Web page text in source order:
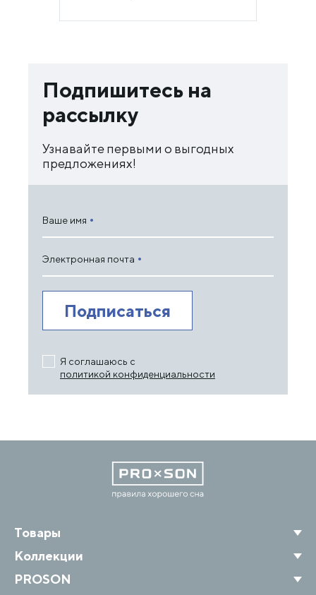
Подпишитесь на
рассылку
Узнавайте первыми о выгодных
предложениях!
Ваше имя
Электронная почта
Я соглашаюсь с
политикой конфиденциальности
Товары
Коллекции
PROSON